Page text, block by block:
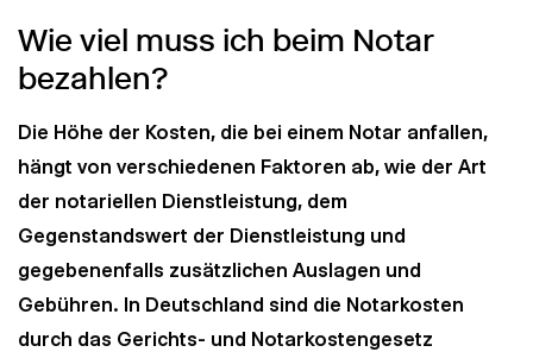
Wie viel muss ich beim Notar
bezahlen?
Die Höhe der Kosten, die bei einem Notar anfallen,
hängt von verschiedenen Faktoren ab, wie der Art
der notariellen Dienstleistung, dem
Gegenstandswert der Dienstleistung und
gegebenenfalls zusätzlichen Auslagen und
Gebühren. In Deutschland sind die Notarkosten
durch das Gerichts- und Notarkostengesetz